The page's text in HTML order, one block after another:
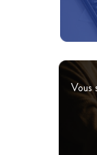
Vous